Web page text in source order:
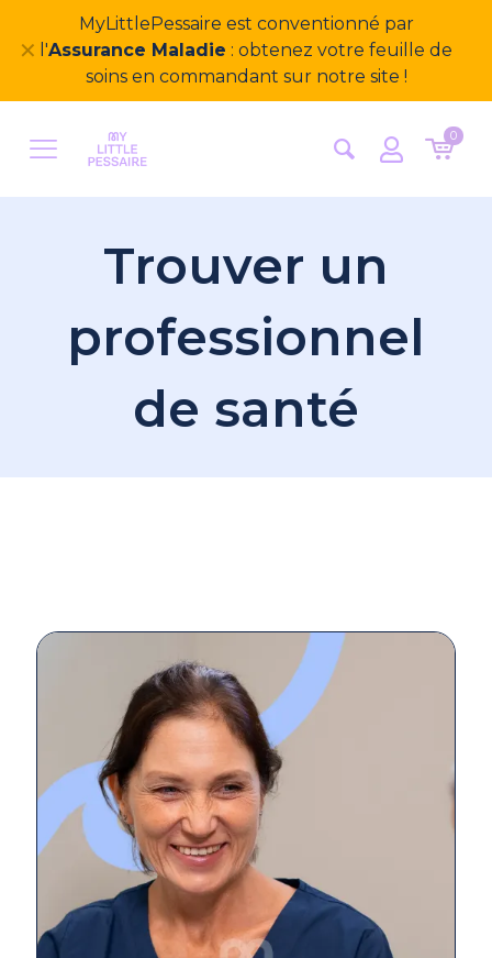
MyLittlePessaire est conventionné par
l'Assurance Maladie : obtenez votre feuille de
soins en commandant sur notre site !
✕
0
Trouver un
professionnel
de santé